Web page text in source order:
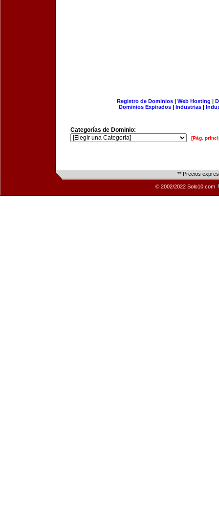
Registro de Dominios| Web Hosting |
Dominios Expirados | Industrias |
Categorías de Dominio:
[Pág.
** Precios
© 2002/2022 Solo10.com